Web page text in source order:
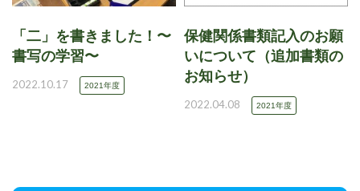
「二」を書きました！〜
書写の学習〜
2022.10.17 2021年度
保健関係書類記入のお願
いについて（追加書類の
お知らせ）
2022.04.08 2021年度